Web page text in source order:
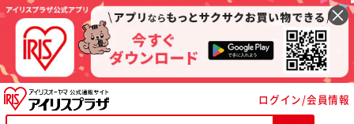
ログイン/会員情報